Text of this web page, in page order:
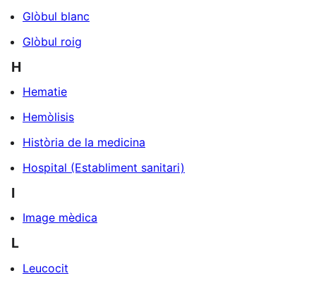
Glòbul blanc
Glòbul roig
H
Hematie
Hemòlisis
Història de la medicina
Hospital (Establiment sanitari)
I
Image mèdica
L
Leucocit